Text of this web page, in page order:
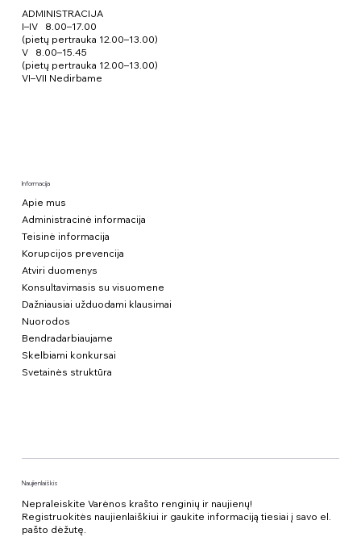
ADMINISTRACIJA
I–IV 8.00–17.00
(pietų pertrauka 12.00–13.00)
V 8.00–15.45
(pietų pertrauka 12.00–13.00)
VI–VII Nedirbame
Informacija
Apie mus
Administracinė informacija
Teisinė informacija
Korupcijos prevencija
Atviri duomenys
Konsultavimasis su visuomene
Dažniausiai užduodami klausimai
Nuorodos
Bendradarbiaujame
Skelbiami konkursai
Svetainės struktūra
Naujienlaiškis
Nepraleiskite Varėnos krašto renginių ir naujienų!
Registruokitės naujienlaiškiui ir gaukite informaciją tiesiai į savo el.
pašto dėžutę.